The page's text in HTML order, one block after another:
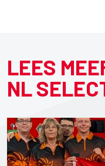
LEES
NL